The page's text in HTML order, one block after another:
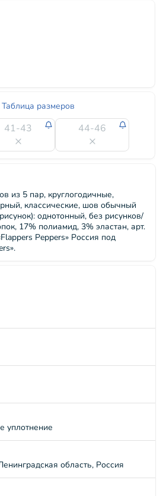
Таблица размеров
41-43 44-46
из 5 пар, круглогодичные,
классические, шов обычный
однотонный, без рисунков/
17% полиамид, 3% эластан, арт.
Peppers» Россия под
уплотнение
область, Россия